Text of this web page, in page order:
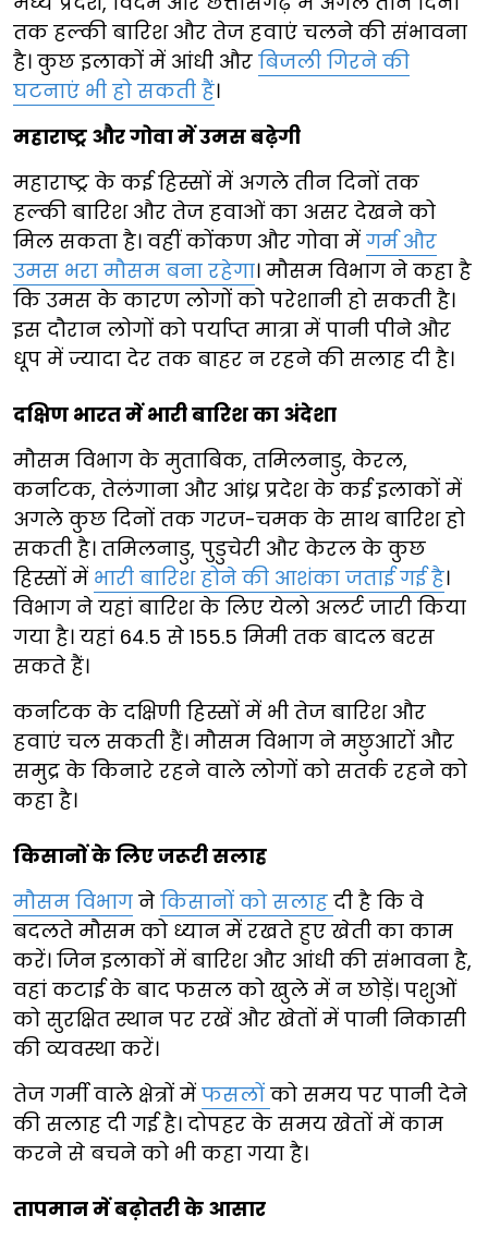
तक हल्की बारिश और तेज हवाएं चलने की संभावना
है। कुछ इलाकों में आंधी और बिजली गिरने की
घटनाएं भी हो सकती हैं।
महाराष्ट्र और गोवा में उमस बढ़ेगी
महाराष्ट्र के कई हिस्सों में अगले तीन दिनों तक
हल्की बारिश और तेज हवाओं का असर देखने को
मिल सकता है। वहीं कोंकण और गोवा में गर्म और
उमस भरा मौसम बना रहेगा। मौसम विभाग ने कहा है
कि उमस के कारण लोगों को परेशानी हो सकती है।
इस दौरान लोगों को पर्याप्त मात्रा में पानी पीने और
धूप में ज्यादा देर तक बाहर न रहने की सलाह दी है।
दक्षिण भारत में भारी बारिश का अंदेशा
मौसम विभाग के मुताबिक, तमिलनाडु, केरल,
कर्नाटक, तेलंगाना और आंध्र प्रदेश के कई इलाकों में
अगले कुछ दिनों तक गरज-चमक के साथ बारिश हो
सकती है। तमिलनाडु, पुडुचेरी और केरल के कुछ
हिस्सों में भारी बारिश होने की आशंका जताई गई है।
विभाग ने यहां बारिश के लिए येलो अलर्ट जारी किया
गया है। यहां 64.5 से 155.5 मिमी तक बादल बरस
सकते हैं।
कर्नाटक के दक्षिणी हिस्सों में भी तेज बारिश और
हवाएं चल सकती हैं। मौसम विभाग ने मछुआरों और
समुद्र के किनारे रहने वाले लोगों को सतर्क रहने को
कहा है।
किसानों के लिए जरूरी सलाह
मौसम विभाग ने किसानों को सलाह दी है कि वे
बदलते मौसम को ध्यान में रखते हुए खेती का काम
करें। जिन इलाकों में बारिश और आंधी की संभावना है,
वहां कटाई के बाद फसल को खुले में न छोड़ें। पशुओं
को सुरक्षित स्थान पर रखें और खेतों में पानी निकासी
की व्यवस्था करें।
तेज गर्मी वाले क्षेत्रों में फसलों को समय पर पानी देने
की सलाह दी गई है। दोपहर के समय खेतों में काम
करने से बचने को भी कहा गया है।
तापमान में बढ़ोतरी के आसार